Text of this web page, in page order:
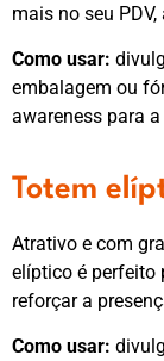
mais no seu
Como usar:
embalagem ou
awareness para
Totem
Atrativo e com
elíptico é perfeito
reforçar a
Como usar: